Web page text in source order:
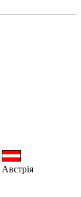
Австрія